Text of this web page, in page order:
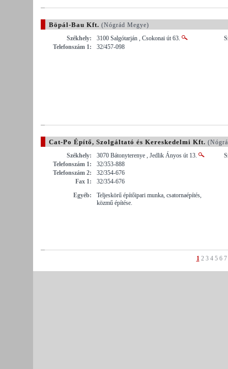
Böpál-Bau Kft. (Nógrád Megye)
Székhely:
3100 Salgótarján , Csokonai út 63.
Telefonszám 1:
32/457-098
Cat-Po Építő, Szolgáltató és Kereskedelmi Kft.
Székhely:
3070 Bátonyterenye , Jedlik Ányos út 13.
Telefonszám 1:
32/353-888
Telefonszám 2:
32/354-676
Fax 1:
32/354-676
Egyéb:
Teljeskörű építőipari munka, csatornaépítés,
közmű építése.
1 2 3 4 5 6 7